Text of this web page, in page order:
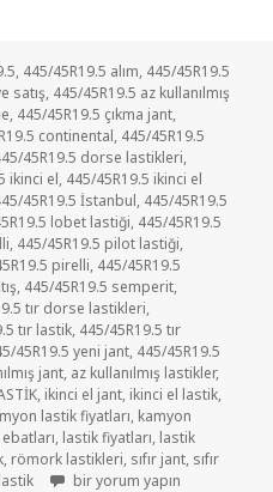
, 445/45R19.5 alım, 445/45R19.5
satış, 445/45R19.5 az kullanılmış
, 445/45R19.5 çıkma jant,
continental, 445/45R19.5
45R19.5 dorse lastikleri,
ikinci el, 445/45R19.5 ikinci el
45R19.5 İstanbul, 445/45R19.5
lobet lastiği, 445/45R19.5
, 445/45R19.5 pilot lastiği,
pirelli, 445/45R19.5
, 445/45R19.5 semperit,
tır dorse lastikleri,
tır lastik, 445/45R19.5 tır
45R19.5 yeni jant, 445/45R19.5
jant, az kullanılmış lastikler,
, ikinci el jant, ikinci el lastik,
lastik fiyatları, kamyon
, lastik fiyatları, lastik
, römork lastikleri, sıfır jant, sıfır
445 45R19.5 MİDİLLİ LASTİK
bir yorum yapın